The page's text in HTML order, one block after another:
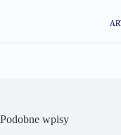
Podobne wpisy